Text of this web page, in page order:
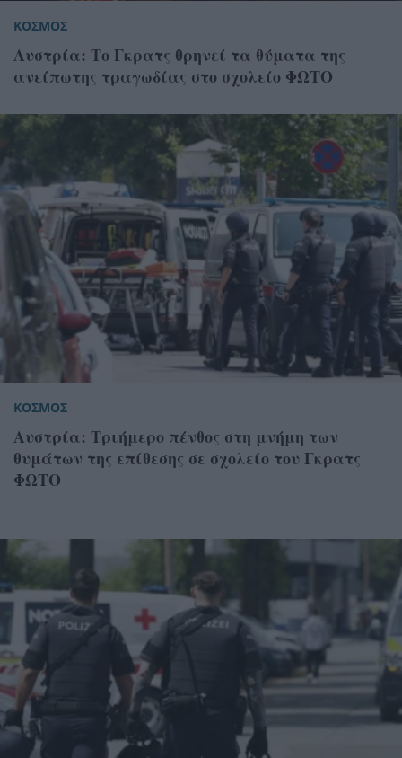
ΚΟΣΜΟΣ
Αυστρία: Tο Γκρατς θρηνεί τα θύματα της
ανείπωτης τραγωδίας στο σχολείο ΦΩΤΟ
ΚΟΣΜΟΣ
Αυστρία: Τριήμερο πένθος στη μνήμη των
θυμάτων της επίθεσης σε σχολείο του Γκρατς
ΦΩΤΟ